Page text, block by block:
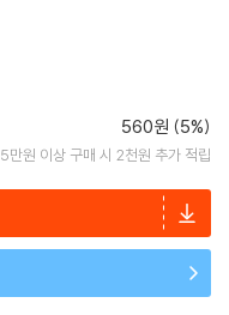
560원 (5%)
5만원 이상 구매 시 2천원 추가 적립